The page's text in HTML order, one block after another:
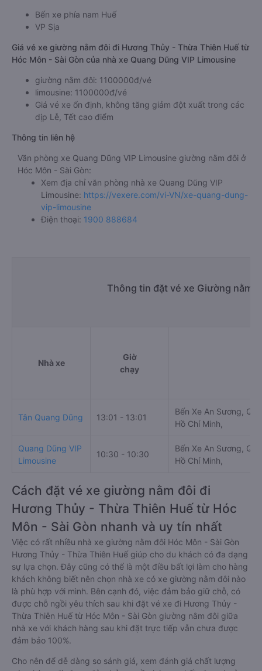
Bến xe phía nam Huế
VP Sịa
Giá vé xe giường nằm đôi đi Hương Thủy - Thừa Thiên Huế từ
Hóc Môn - Sài Gòn của nhà xe Quang Dũng VIP Limousine
giường nằm đôi: 1100000đ/vé
limousine: 1100000đ/vé
Giá vé xe ổn định, không tăng giảm đột xuất trong các
dịp Lễ, Tết cao điểm
Thông tin liên hệ
Văn phòng xe Quang Dũng VIP Limousine giường nằm đôi ở
Hóc Môn - Sài Gòn:
Xem địa chỉ văn phòng nhà xe Quang Dũng VIP
Limousine: https://vexere.com/vi-VN/xe-quang-dung-
vip-limousine
Điện thoại: 1900 888684
Thông tin đặt vé xe Giường nằm
Nhà xe
Giờ
chạy
Tân Quang Dũng 13:01 - 13:01
Bến Xe An Sương,
Hồ Chí Minh,
Quang Dũng VIP
Limousine
10:30 - 10:30
Bến Xe An Sương,
Hồ Chí Minh,
Cách đặt vé xe giường nằm đôi đi
Hương Thủy - Thừa Thiên Huế từ Hóc
Môn - Sài Gòn nhanh và uy tín nhất
Việc có rất nhiều nhà xe giường nằm đôi Hóc Môn - Sài Gòn
Hương Thủy - Thừa Thiên Huế giúp cho du khách có đa dạng
sự lựa chọn. Đây cũng có thể là một điều bất lợi làm cho hàng
khách không biết nên chọn nhà xe có xe giường nằm đôi nào
là phù hợp với mình. Bên cạnh đó, việc đảm bảo giữ chỗ, có
được chỗ ngồi yêu thích sau khi đặt vé xe đi Hương Thủy -
Thừa Thiên Huế từ Hóc Môn - Sài Gòn giường nằm đôi giữa
nhà xe với khách hàng sau khi đặt trực tiếp vẫn chưa được
đảm bảo 100%.
Cho nên để dễ dàng so sánh giá, xem đánh giá chất lượng